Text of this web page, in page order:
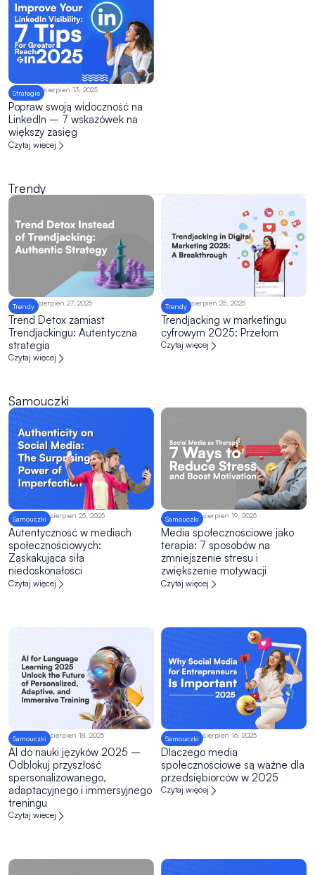
Strategie sierpień 13, 2025
Popraw swoją widoczność na
LinkedIn – 7 wskazówek na
większy zasięg
Czytaj więcej
Trendy
Trendy sierpień 27, 2025
Trend Detox zamiast
Trendjackingu: Autentyczna
strategia
Czytaj więcej
Trendy sierpień 25, 2025
Trendjacking w marketingu
cyfrowym 2025: Przełom
Czytaj więcej
Samouczki
Samouczki sierpień 25, 2025
Autentyczność w mediach
społecznościowych:
Zaskakująca siła
niedoskonałości
Czytaj więcej
Samouczki sierpień 19, 2025
Media społecznościowe jako
terapia: 7 sposobów na
zmniejszenie stresu i
zwiększenie motywacji
Czytaj więcej
Samouczki sierpień 18, 2025
AI do nauki języków 2025 –
Odblokuj przyszłość
spersonalizowanego,
adaptacyjnego i immersyjnego
treningu
Czytaj więcej
Samouczki sierpień 16, 2025
Dlaczego media
społecznościowe są ważne dla
przedsiębiorców w 2025
Czytaj więcej